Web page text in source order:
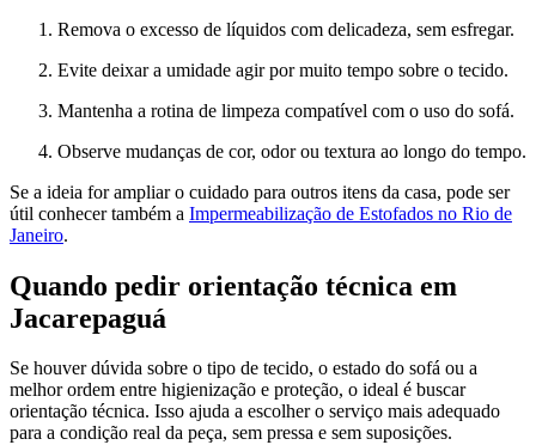
Remova o excesso de líquidos com delicadeza, sem esfregar.
Evite deixar a umidade agir por muito tempo sobre o tecido.
Mantenha a rotina de limpeza compatível com o uso do sofá.
Observe mudanças de cor, odor ou textura ao longo do tempo.
Se a ideia for ampliar o cuidado para outros itens da casa, pode ser
útil conhecer também a Impermeabilização de Estofados no Rio de
Janeiro.
Quando pedir orientação técnica em
Jacarepaguá
Se houver dúvida sobre o tipo de tecido, o estado do sofá ou a
melhor ordem entre higienização e proteção, o ideal é buscar
orientação técnica. Isso ajuda a escolher o serviço mais adequado
para a condição real da peça, sem pressa e sem suposições.